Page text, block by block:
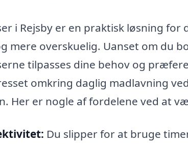
i Rejsby er en praktisk løsning
mere overskuelig. Uanset om du
tilpasses dine behov og
omkring daglig madlavning
Her er nogle af fordelene ved at
Du slipper for at bruge